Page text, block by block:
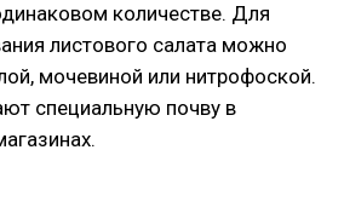
количестве. Для
листового салата можно
мочевиной или нитрофоской.
специальную почву в